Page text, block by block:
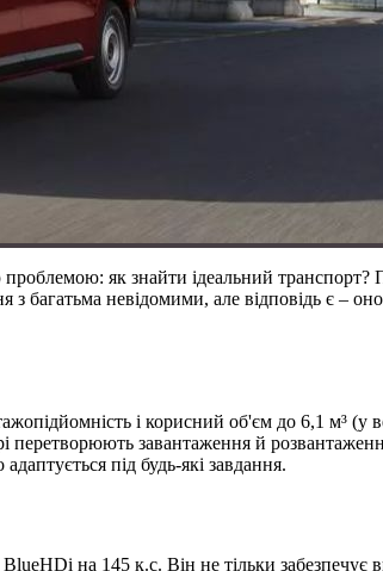
як знайти ідеальний транспорт?
з багатьма невідомими, але відповідь є –
і корисний об'єм до 6,1 м³ (у
перетворюють завантаження й
під будь-які завдання.
на 145 к.с. Він не тільки